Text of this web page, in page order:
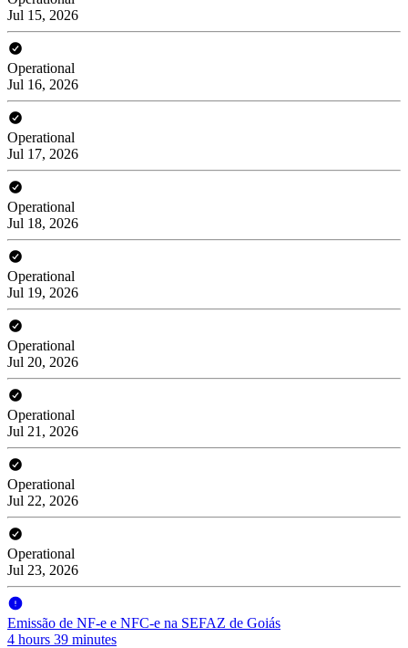
Jul 15, 2026
Operational
Jul 16, 2026
Operational
Jul 17, 2026
Operational
Jul 18, 2026
Operational
Jul 19, 2026
Operational
Jul 20, 2026
Operational
Jul 21, 2026
Operational
Jul 22, 2026
Operational
Jul 23, 2026
Emissão de NF-e e NFC-e na SEFAZ de Goiás
4 hours 39 minutes